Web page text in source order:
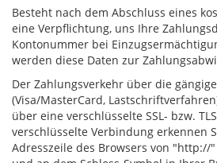
Besteht nach dem Abschluss eines
eine Verpflichtung, uns Ihre
Kontonummer bei
werden diese Daten zur
Der Zahlungsverkehr über die
(Visa/MasterCard,
über eine verschlüsselte SSL- bzw.
verschlüsselte Verbindung erkennen
Adresszeile des Browsers von